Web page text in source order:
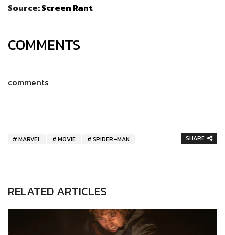
Source:Screen Rant
COMMENTS
comments
MARVEL MOVIE SPIDER-MAN SHARE
RELATED ARTICLES